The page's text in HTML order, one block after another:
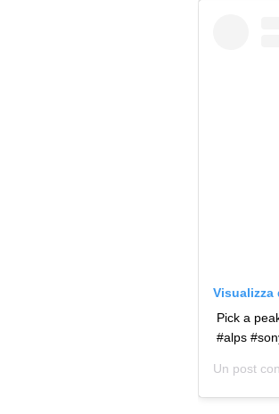
Visualizza
Pick a
#alps
Un post